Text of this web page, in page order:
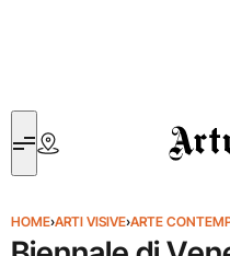
Artribune
HOME›ARTI VISIVE›ARTE